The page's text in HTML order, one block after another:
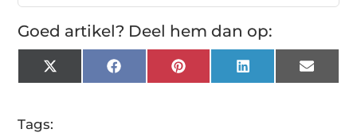
Goed artikel? Deel hem dan op:
X
(Twitter)
FacebookPinterestLinkedInEmail
Tags: